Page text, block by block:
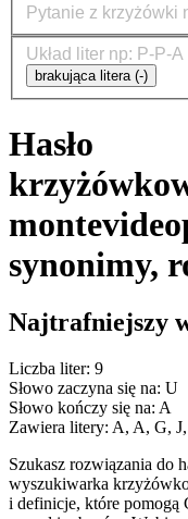
brakująca litera (-)
Hasło
montevideo
synonimy,
Najtrafniejszy
Liczba liter: 9
Słowo zaczyna się na: U
Słowo kończy się na: A
Zawiera litery: A, A, G,
Szukasz rozwiązania do
wyszukiwarka
i definicje, które